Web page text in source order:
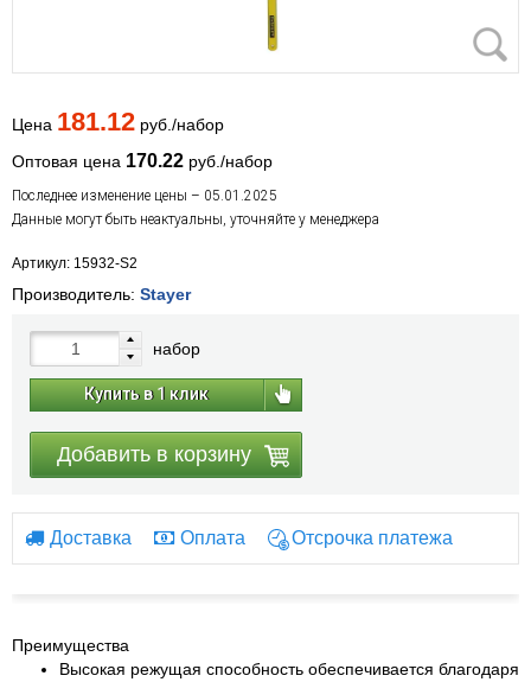
Цена 181.12 руб./набор
Оптовая цена 170.22 руб./набор
Последнее изменение цены – 05.01.2025
Данные могут быть неактуальны, уточняйте у менеджера
Артикул: 15932-S2
Производитель: Stayer
набор
Купить в 1 клик
Добавить в корзину
Доставка Оплата Отсрочка платежа
Преимущества
Высокая режущая способность обеспечивается благодаря